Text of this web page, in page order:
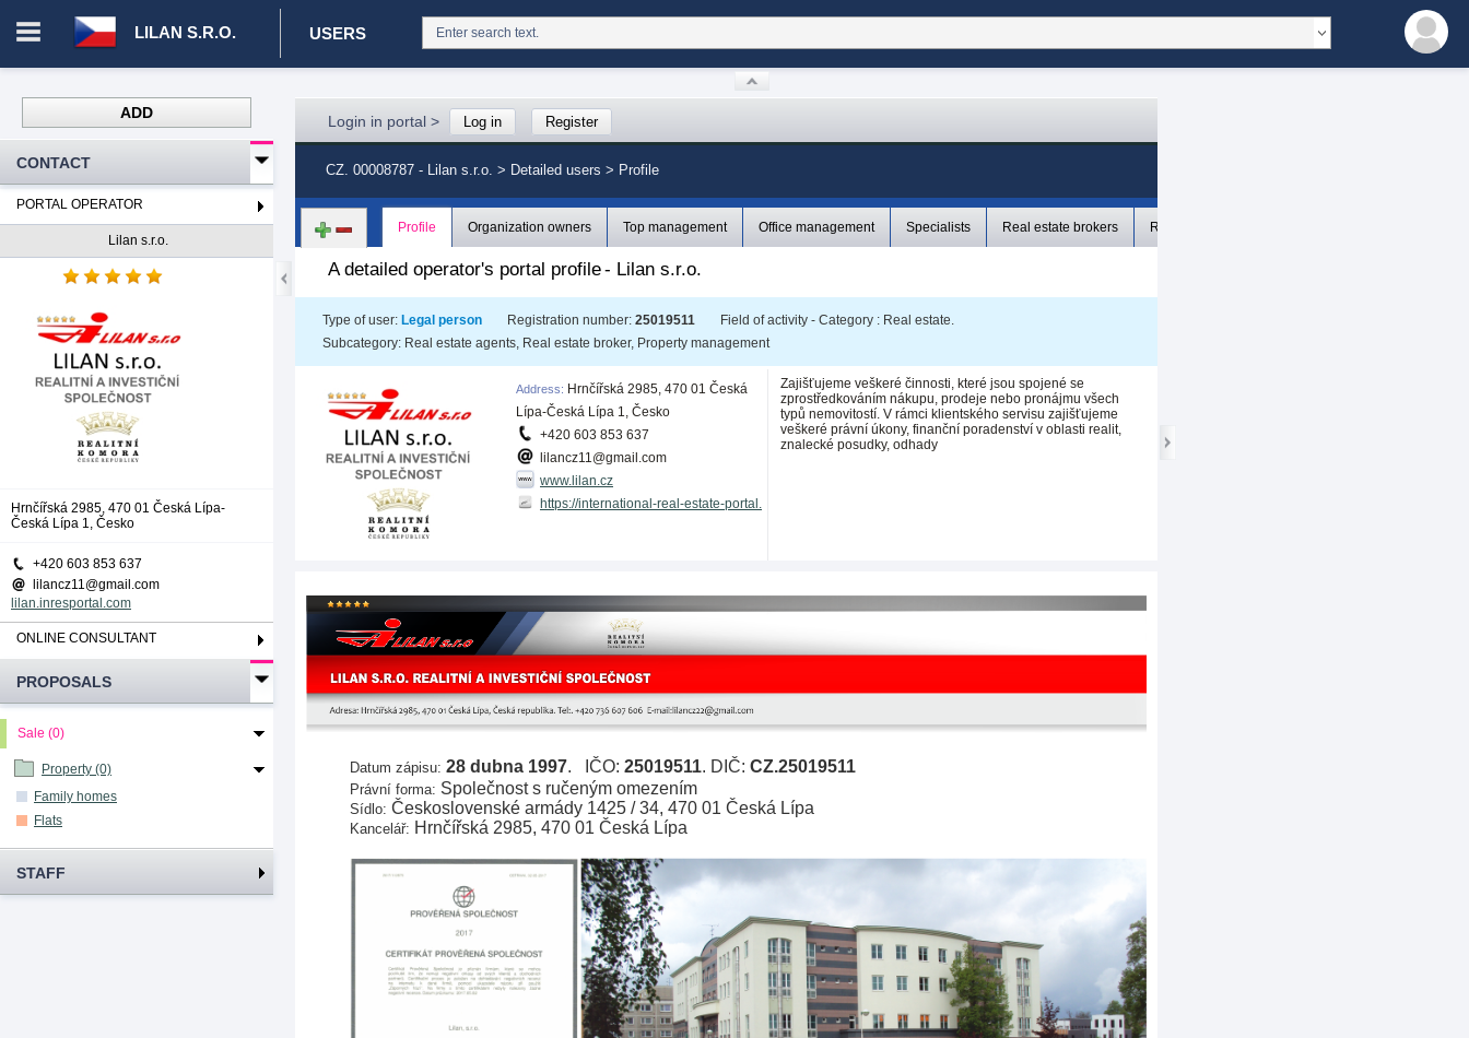
LILAN S.R.O. USERS
ADD
CONTACT
PORTAL OPERATOR
Lilan s.r.o.
Hrnčířská 2985, 470 01 Česká Lípa-
Česká Lípa 1, Česko
+420 603 853 637
lilancz11@gmail.com
lilan.inresportal.com
ONLINE CONSULTANT
PROPOSALS
Sale (0)
Property (0)
Family homes
Flats
STAFF
Login in portal > Log in Register
CZ. 00008787 - Lilan s.r.o. > Detailed users > Profile
Profile Organization owners Top management Office management Specialists Real estate brokers Real estate specialist
A detailed operator's portal profile- Lilan s.r.o.
Type of user: Legal person Registration number: 25019511 Field of activity - Category : Real estate.
Subcategory: Real estate agents, Real estate broker, Property management
Address: Hrnčířská 2985, 470 01 Česká
Lípa-Česká Lípa 1, Česko
+420 603 853 637
lilancz11@gmail.com
www.lilan.cz
https://international-real-estate-portal.com/public/userprofiledetail.aspx?sd=lilan
Zajišťujeme veškeré činnosti, které jsou spojené se
zprostředkováním nákupu, prodeje nebo pronájmu všech
typů nemovitostí. V rámci klientského servisu zajišťujeme
veškeré právní úkony, finanční poradenství v oblasti realit,
znalecké posudky, odhady
Datum zápisu: 28 dubna 1997. IČO: 25019511. DIČ: CZ.25019511
Právní forma: Společnost s ručeným omezením
Sídlo: Československé armády 1425 / 34, 470 01 Česká Lípa
Kancelář: Hrnčířská 2985, 470 01 Česká Lípa